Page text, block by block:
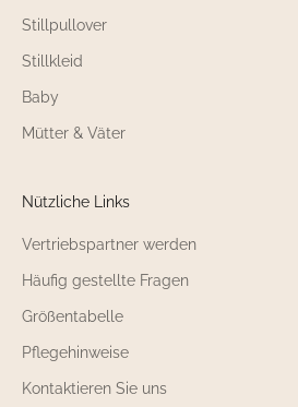
Stillpullover
Stillkleid
Baby
Mütter & Väter
Nützliche Links
Vertriebspartner werden
Häufig gestellte Fragen
Größentabelle
Pflegehinweise
Kontaktieren Sie uns